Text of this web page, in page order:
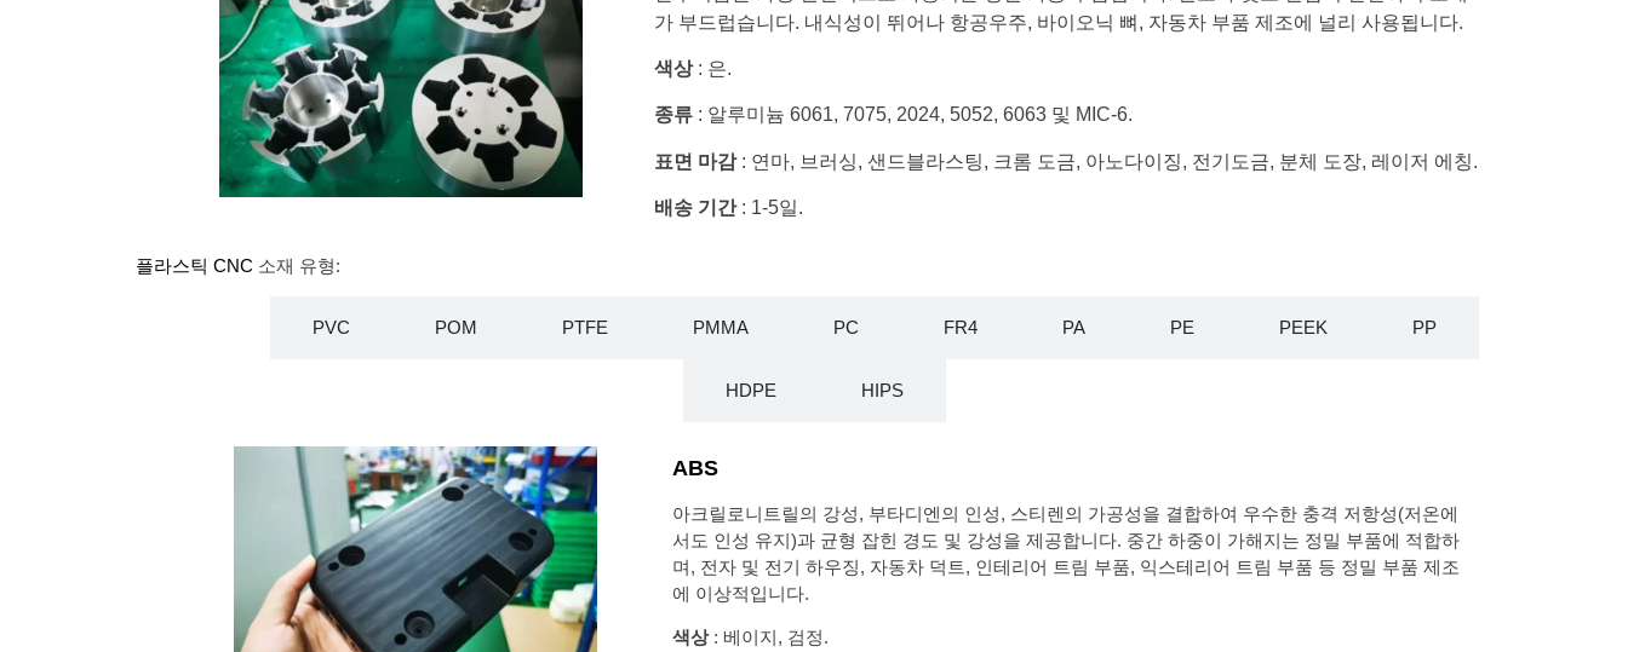
가 부드럽습니다. 내식성이 뛰어나 항공우주, 바이오닉 뼈, 자동차 부품 제조에 널리 사용됩니다.
색상 : 은.
종류 : 알루미늄 6061, 7075, 2024, 5052, 6063 및 MIC-6.
표면 마감: 연마, 브러싱, 샌드블라스팅, 크롬 도금, 아노다이징, 전기도금, 분체 도장, 레이저 에칭.
배송 기간 : 1-5일.
플라스틱 CNC 소재 유형:
PVC POM PTFE PMMA PC FR4 PA PE PEEK PP
HDPE HIPS
ABS
아크릴로니트릴의 강성, 부타디엔의 인성, 스티렌의 가공성을 결합하여 우수한 충격 저항성(저온에
서도 인성 유지)과 균형 잡힌 경도 및 강성을 제공합니다. 중간 하중이 가해지는 정밀 부품에 적합하
며, 전자 및 전기 하우징, 자동차 덕트, 인테리어 트림 부품, 익스테리어 트림 부품 등 정밀 부품 제조
에 이상적입니다.
색상 : 베이지, 검정.